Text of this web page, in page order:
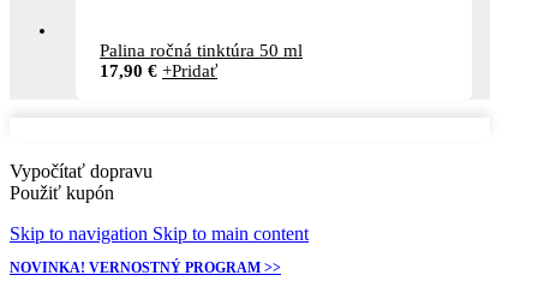
Palina ročná tinktúra 50 ml
17,90 € +Pridať
Vypočítať dopravu
Použiť kupón
Skip to navigation Skip to main content
NOVINKA! VERNOSTNÝ PROGRAM >>